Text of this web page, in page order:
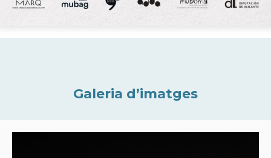
Galeria d’imatges